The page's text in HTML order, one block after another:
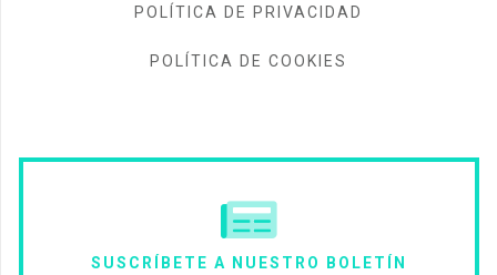
POLÍTICA DE PRIVACIDAD
POLÍTICA DE COOKIES
SUSCRÍBETE A NUESTRO BOLETÍN